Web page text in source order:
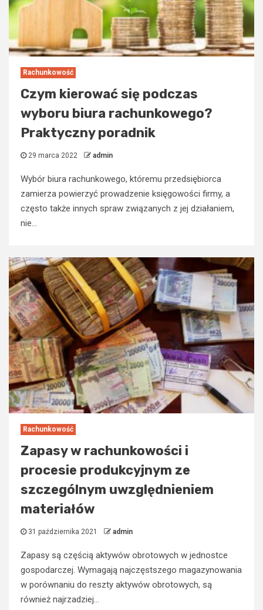
Rachunkowość
Czym kierować się podczas
wyboru biura rachunkowego?
Praktyczny poradnik
29 marca 2022 admin
Wybór biura rachunkowego, któremu przedsiębiorca
zamierza powierzyć prowadzenie księgowości firmy, a
często także innych spraw związanych z jej działaniem,
nie...
Rachunkowość
Zapasy w rachunkowości i
procesie produkcyjnym ze
szczególnym uwzględnieniem
materiałów
31 października 2021 admin
Zapasy są częścią aktywów obrotowych w jednostce
gospodarczej. Wymagają najczęstszego magazynowania
w porównaniu do reszty aktywów obrotowych, są
również najrzadziej...